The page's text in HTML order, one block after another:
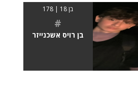
בן 18 | 178
#
בן רויס אשכנייזר